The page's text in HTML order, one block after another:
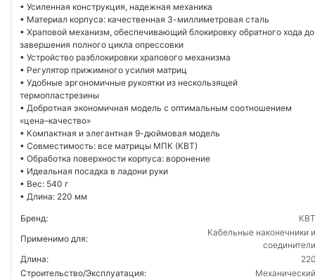
• Усиленная конструкция, надежная механика
• Материал корпуса: качественная 3-миллиметровая сталь
• Храповой механизм, обеспечивающий блокировку обратного хода до
завершения полного цикла опрессовки
• Устройство разблокировки храпового механизма
• Регулятор прижимного усилия матриц
• Удобные эргономичные рукоятки из нескользящей
термопластрезины
• Добротная экономичная модель с оптимальным соотношением
«цена–качество»
• Компактная и элегантная 9-дюймовая модель
• Совместимость: все матрицы МПК (КВТ)
• Обработка поверхности корпуса: воронение
• Идеальная посадка в ладони руки
• Вес: 540 г
• Длина: 220 мм
Бренд:
КВТ
Применимо для:
Кабельные наконечники и
соединители
Длина:
220
Строительство/Эксплуатация:
Механический